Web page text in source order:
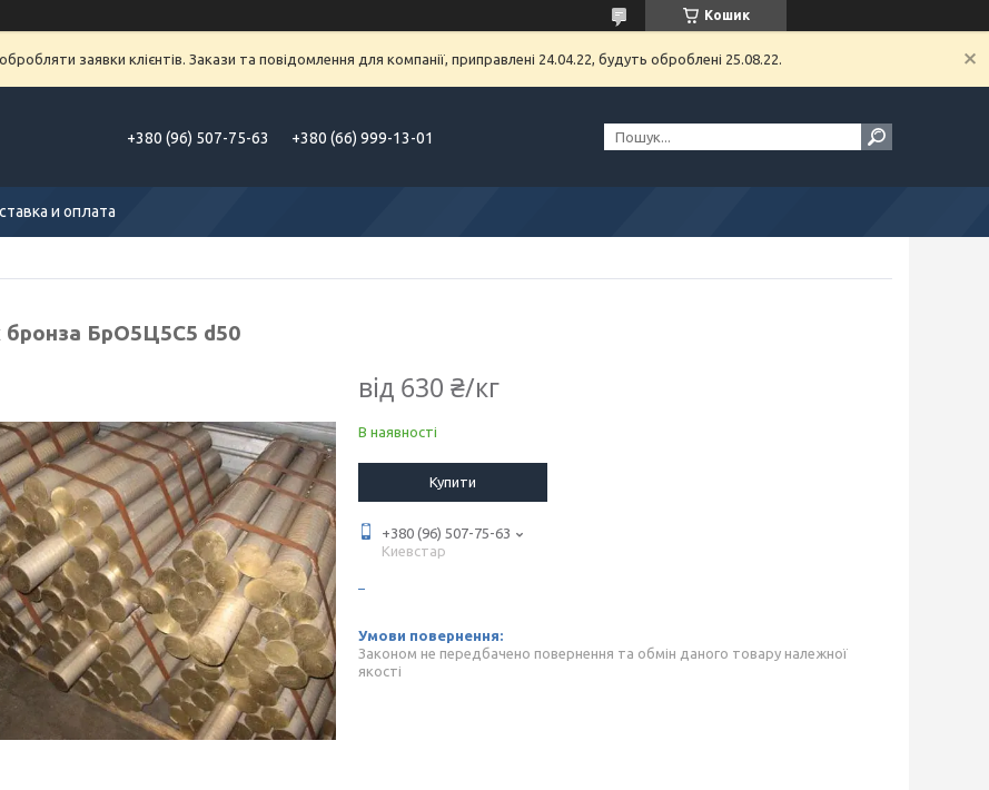
Кошик
заявки клієнтів. Закази та повідомлення для компанії, приправлені 24.04.22, будуть оброблені 25.08.22.
+380 (96) 507-75-63 +380 (66) 999-13-01
и оплата
бронза БрО5Ц5С5 d50
від 630 ₴/кг
В наявності
Купити
+380 (96) 507-75-63
Киевстар
Законом не передбачено повернення та обмін даного товару належної
якості